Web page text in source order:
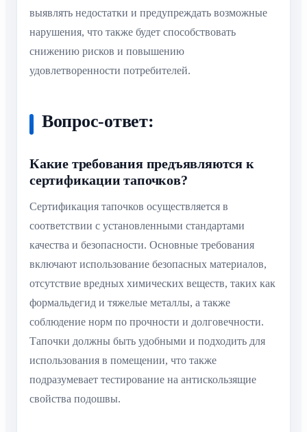
выявлять недостатки и предупреждать возможные
нарушения, что также будет способствовать
снижению рисков и повышению
удовлетворенности потребителей.
Вопрос-ответ:
Какие требования предъявляются к
сертификации тапочков?
Сертификация тапочков осуществляется в
соответствии с установленными стандартами
качества и безопасности. Основные требования
включают использование безопасных материалов,
отсутствие вредных химических веществ, таких как
формальдегид и тяжелые металлы, а также
соблюдение норм по прочности и долговечности.
Тапочки должны быть удобными и подходить для
использования в помещении, что также
подразумевает тестирование на антискользящие
свойства подошвы.